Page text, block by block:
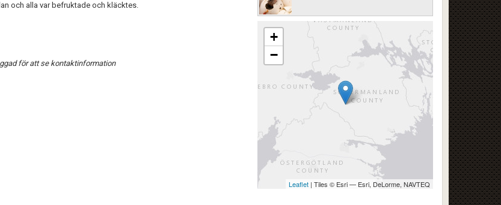
+
−
Leaflet | Tiles © Esri — Esri, DeLorme, NAVTEQ
och alla var befruktade och kläcktes.
för att se kontaktinformation